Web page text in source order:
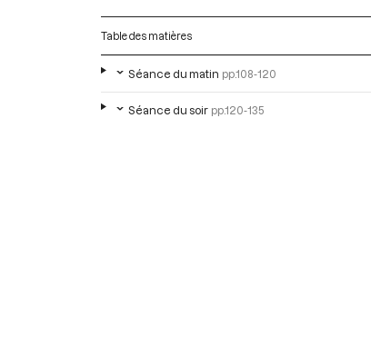
Table des matières
Séance du matin pp.108-120
Séance du soir pp.120-135